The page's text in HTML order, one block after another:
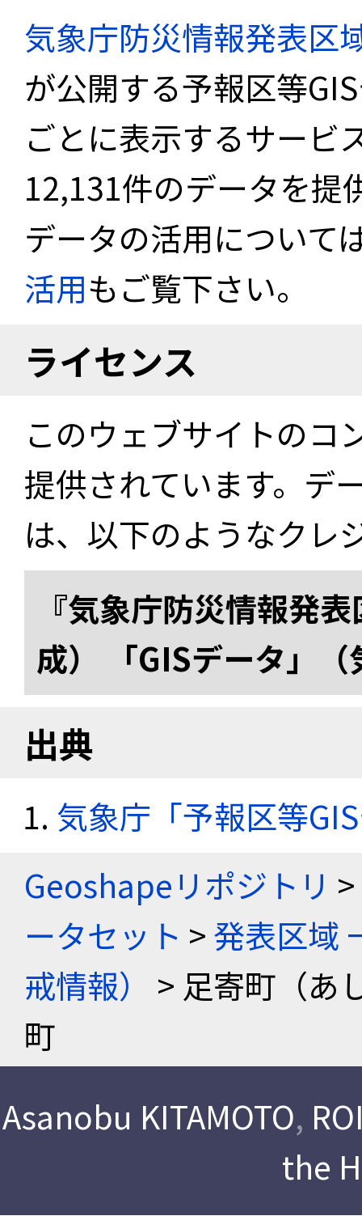
気象庁防災情報発表区
が公開する予報区等
ごとに表示するサービ
12,131件のデータを提
データの活用について
活用もご覧下さい。
ライセンス
このウェブサイトのコ
提供されています。デ
は、以下のようなクレ
『気象庁防災情報発
成） 「GISデータ」
出典
気象庁「予報区等
Geoshapeリポジトリ >
ータセット >発表区域
戒情報）
> 足寄町（あ
町
Asanobu KITAMOTO,
the